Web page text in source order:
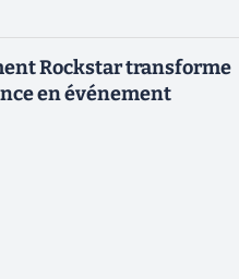
Rockstar transforme
en événement